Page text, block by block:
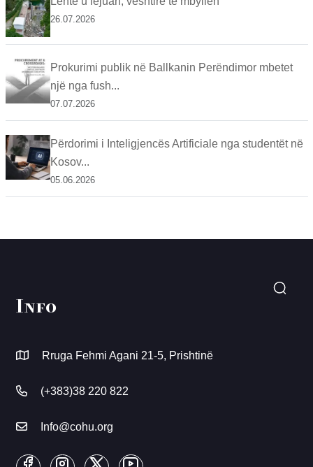
26.07.2026
Prokurimi publik në Ballkanin Perëndimor mbetet
një nga fush...
07.07.2026
Përdorimi i Inteligjencës Artificiale nga studentët në
Kosov...
05.06.2026
Info
Rruga Fehmi Agani 21-5, Prishtinë
(+383)38 220 822
Info@cohu.org